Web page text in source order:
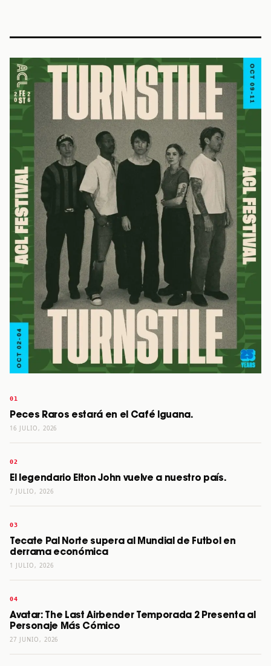
Peces Raros estará en el Café Iguana.
16 JULIO, 2026
El legendario Elton John vuelve a nuestro país.
7 JULIO, 2026
Tecate Pal Norte supera al Mundial de Futbol en
derrama económica
1 JULIO, 2026
Avatar: The Last Airbender Temporada 2 Presenta al
Personaje Más Cómico
27 JUNIO, 2026